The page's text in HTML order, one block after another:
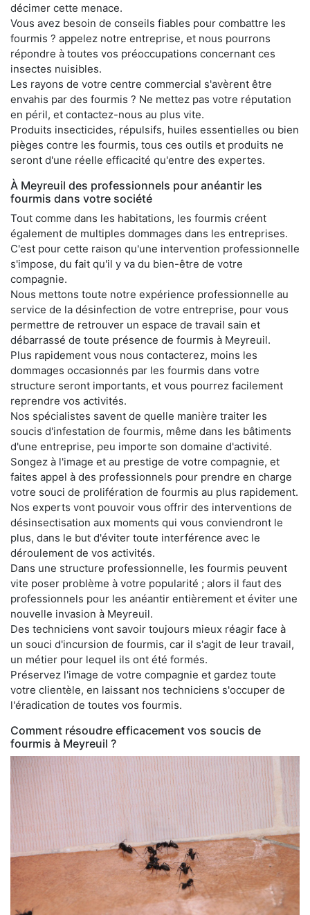
décimer cette menace.
Vous avez besoin de conseils fiables pour combattre les
fourmis ? appelez notre entreprise, et nous pourrons
répondre à toutes vos préoccupations concernant ces
insectes nuisibles.
Les rayons de votre centre commercial s'avèrent être
envahis par des fourmis ? Ne mettez pas votre réputation
en péril, et contactez-nous au plus vite.
Produits insecticides, répulsifs, huiles essentielles ou bien
pièges contre les fourmis, tous ces outils et produits ne
seront d'une réelle efficacité qu'entre des expertes.
À Meyreuil des professionnels pour anéantir les
fourmis dans votre société
Tout comme dans les habitations, les fourmis créent
également de multiples dommages dans les entreprises.
C'est pour cette raison qu'une intervention professionnelle
s'impose, du fait qu'il y va du bien-être de votre
compagnie.
Nous mettons toute notre expérience professionnelle au
service de la désinfection de votre entreprise, pour vous
permettre de retrouver un espace de travail sain et
débarrassé de toute présence de fourmis à Meyreuil.
Plus rapidement vous nous contacterez, moins les
dommages occasionnés par les fourmis dans votre
structure seront importants, et vous pourrez facilement
reprendre vos activités.
Nos spécialistes savent de quelle manière traiter les
soucis d'infestation de fourmis, même dans les bâtiments
d'une entreprise, peu importe son domaine d'activité.
Songez à l'image et au prestige de votre compagnie, et
faites appel à des professionnels pour prendre en charge
votre souci de prolifération de fourmis au plus rapidement.
Nos experts vont pouvoir vous offrir des interventions de
désinsectisation aux moments qui vous conviendront le
plus, dans le but d'éviter toute interférence avec le
déroulement de vos activités.
Dans une structure professionnelle, les fourmis peuvent
vite poser problème à votre popularité ; alors il faut des
professionnels pour les anéantir entièrement et éviter une
nouvelle invasion à Meyreuil.
Des techniciens vont savoir toujours mieux réagir face à
un souci d'incursion de fourmis, car il s'agit de leur travail,
un métier pour lequel ils ont été formés.
Préservez l'image de votre compagnie et gardez toute
votre clientèle, en laissant nos techniciens s'occuper de
l'éradication de toutes vos fourmis.
Comment résoudre efficacement vos soucis de
fourmis à Meyreuil ?